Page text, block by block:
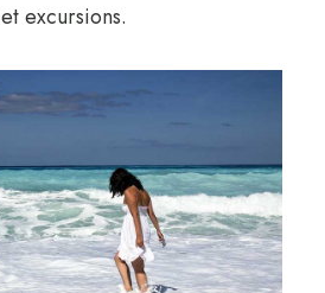
excursions.